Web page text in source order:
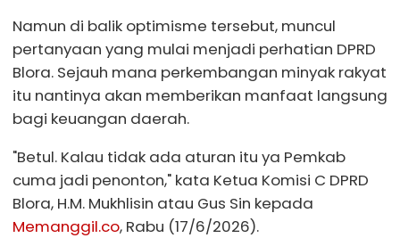
Namun di balik optimisme tersebut, muncul
pertanyaan yang mulai menjadi perhatian DPRD
Blora. Sejauh mana perkembangan minyak rakyat
itu nantinya akan memberikan manfaat langsung
bagi keuangan daerah.
"Betul. Kalau tidak ada aturan itu ya Pemkab
cuma jadi penonton," kata Ketua Komisi C DPRD
Blora, H.M. Mukhlisin atau Gus Sin kepada
Memanggil.co, Rabu (17/6/2026).